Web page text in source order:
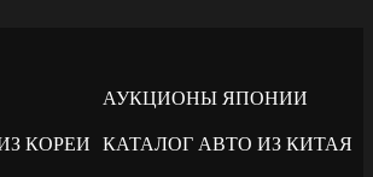
АУКЦИОНЫ ЯПОНИИ
КОРЕИ КАТАЛОГ АВТО ИЗ КИТАЯ